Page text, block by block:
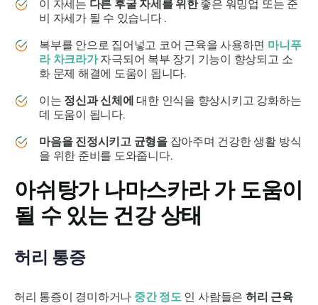
이 자세는 다른 후굴 자세를 위한좋은 워밍업 또는 준
비 자세가 될 수 있습니다 .
복부를 안으로 집어넣고 코어 근육을 사용하면 마니푸
라 차크라가자극되어 복부 장기 기능이 향상되고 소
화 문제 해결에 도움이 됩니다.
이는 정신과 신체에 대한 인식을 향상시키고 강화하는
데 도움이 됩니다.
마음을 진정시키고 균형을잡아주며 건강한 생활 방식
을 위한 준비를 도와줍니다.
아쉬탕가 나마스카라가 도움이
될 수 있는 건강 상태
허리 통증
허리 통증이 경미하거나 중간 정도 인 사람들은 허리 근육